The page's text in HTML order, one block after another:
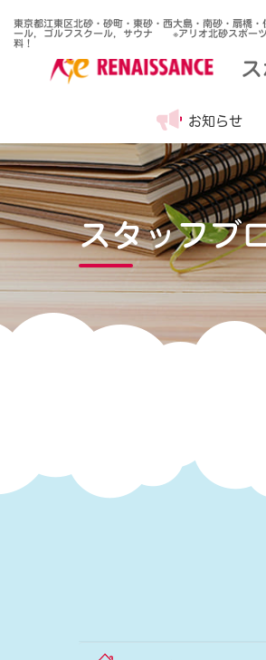
東京都江東区北砂・砂町・東砂・西大島・南砂・扇橋
ール，ゴルフスクール，サウナ ※アリオ北砂スポー
料！
お知らせ
スタッフブ